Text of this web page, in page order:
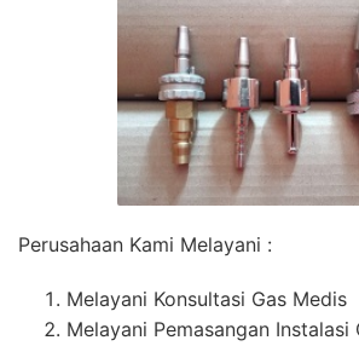
Perusahaan Kami Melayani :
Melayani Konsultasi Gas Medis
Melayani Pemasangan Instalasi